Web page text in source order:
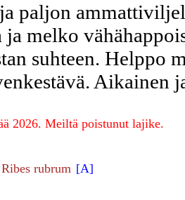
paljon
melko
suhteen. Helppo
Aikainen
2026. Meiltä poistunut lajike.
Ribes rubrum [A]